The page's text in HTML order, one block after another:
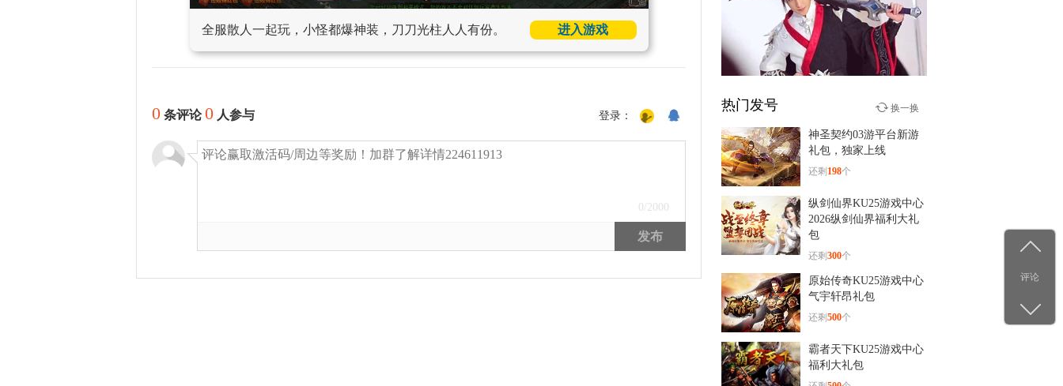
全服散人一起玩，小怪都爆神装，刀刀光柱人人有份。 进入游戏
0 条评论0 人参与 登录：
0 /2000
发布
《赛尔号》天尊啸傲白虎介
绍＆实战
少年群侠传
12-29
杨洋古装新造型！《少年群
侠传》
热门发号
神圣契约03游平台新游
礼包，独家上线
还剩 198个
纵剑仙界KU25游戏中心
2026纵剑仙界福利大礼
包
还剩300个
原始传奇KU25游戏中心
气宇轩昂礼包
还剩500个
霸者天下KU25游戏中心
福利大礼包
换一换
评论